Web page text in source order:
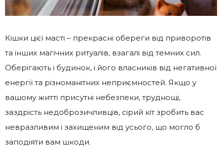
Кішки цієї масті – прекрасні обереги від приворотів
та інших магічних ритуалів, взагалі від темних сил.
Оберігають і будинок, і його власників від негативної
енергії та різноманітних неприємностей. Якщо у
вашому житті присутні небезпеки, труднощі,
заздрість недоброзичливців, сірий кіт зробить вас
невразливим і захищеним від усього, що могло б
заподіяти вам шкоди.